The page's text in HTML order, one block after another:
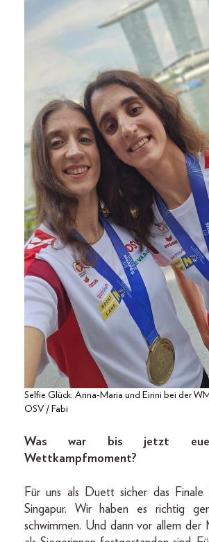
Selfie Glück: Anna-Maria und Eirini bei der
OSV / Fabi
Was war bis jetzt euer
Wettkampfmoment?
Für uns als Duett sicher das
Singapur. Wir haben es richtig
schwimmen. Und dann vor allem der